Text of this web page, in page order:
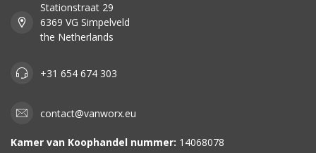
Stationstraat 29
6369 VG Simpelveld
the Netherlands
+31 654 674 303
contact@vanworx.eu
Kamer van Koophandel nummer: 14068078